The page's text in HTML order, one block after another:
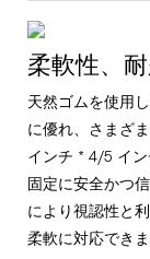
柔軟性、
天然ゴムを使用
に優れ、さまざ
インチ * 4/5 イ
固定に安全かつ
により視認性と
柔軟に対応できま